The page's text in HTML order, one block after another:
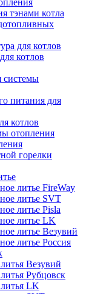
тэнами котла
для котлов
котлов
системы
питания для
котлов
отопления
горелки
литье FireWay
литье SVT
литье Pisla
литье LK
литье Везувий
литье Россия
Везувий
Рубцовск
LK